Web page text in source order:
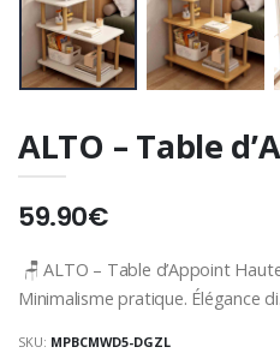
ALTO – Table
59.90€
🪑 ALTO – Table d’Appoint
Minimalisme pratique. Élégance
SKU: MPBCMWD5-DGZL